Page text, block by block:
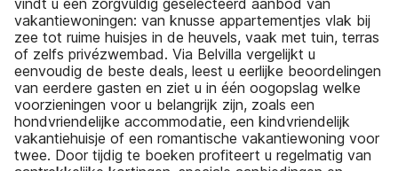
vakantiewoningen: van knusse appartementjes vlak bij
zee tot ruime huisjes in de heuvels, vaak met tuin, terras
of zelfs privézwembad. Via Belvilla vergelijkt u
eenvoudig de beste deals, leest u eerlijke beoordelingen
van eerdere gasten en ziet u in één oogopslag welke
voorzieningen voor u belangrijk zijn, zoals een
hondvriendelijke accommodatie, een kindvriendelijk
vakantiehuisje of een romantische vakantiewoning voor
twee. Door tijdig te boeken profiteert u regelmatig van